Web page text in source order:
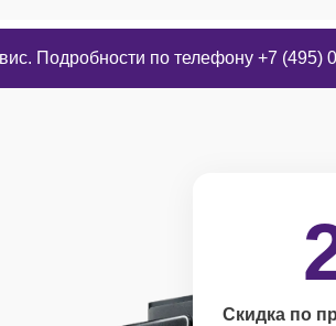
Подробности по телефону +7 (495)
Скидка по